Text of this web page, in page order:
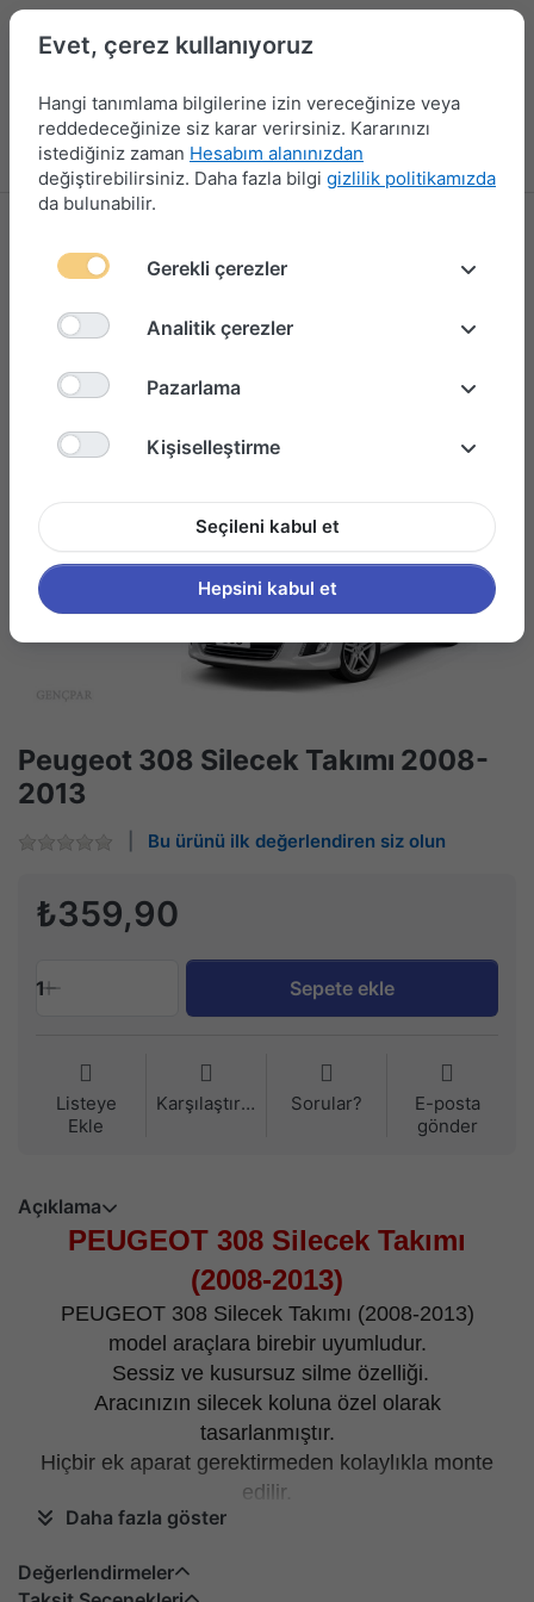
Menü Giriş yap Karşılaştırma Favori Listesi
Peugeot 308 Silecek Takımı 2008-
2013
Bu ürünü ilk değerlendiren siz olun
₺359,90
1 Sepete ekle
Listeye
Ekle
Karşılaştırma Sorular?
E-posta
gönder
Açıklama
PEUGEOT 308 Silecek Takımı
(2008-2013)
PEUGEOT 308 Silecek Takımı (2008-2013)
model araçlara birebir uyumludur.
Sessiz ve kusursuz silme özelliği.
Aracınızın silecek koluna özel olarak
tasarlanmıştır.
Hiçbir ek aparat gerektirmeden kolaylıkla monte
edilir.
Kargo içeriği; 1 adet sağ ve 1 adet sol silecekten
Belirtilen fiyat ön cam içindir.
Daha fazla göster
Değerlendirmeler
Evet, çerez kullanıyoruz
Hangi tanımlama bilgilerine izin vereceğinize veya
reddedeceğinize siz karar verirsiniz. Kararınızı
istediğiniz zaman Hesabım alanınızdan
değiştirebilirsiniz. Daha fazla bilgi gizlilik politikamızda
da bulunabilir.
Gerekli çerezler
Analitik çerezler
Pazarlama
Kişiselleştirme
Seçileni kabul et
Hepsini kabul et